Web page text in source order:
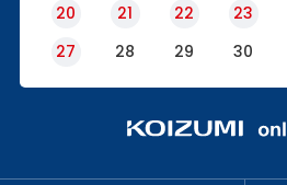
20
21 22 23
27
28 29 30